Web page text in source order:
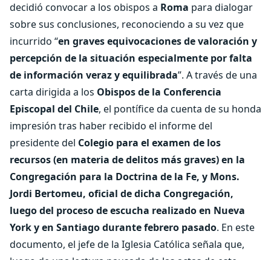
decidió convocar a los obispos a Roma para dialogar
sobre sus conclusiones, reconociendo a su vez que
incurrido “en graves equivocaciones de valoración y
percepción de la situación especialmente por falta
de información veraz y equilibrada”. A través de una
carta dirigida a los Obispos de la Conferencia
Episcopal del Chile, el pontífice da cuenta de su honda
impresión tras haber recibido el informe del
presidente del Colegio para el examen de los
recursos (en materia de delitos más graves) en la
Congregación para la Doctrina de la Fe, y Mons.
Jordi Bertomeu, oficial de dicha Congregación,
luego del proceso de escucha realizado en Nueva
York y en Santiago durante febrero pasado. En este
documento, el jefe de la Iglesia Católica señala que,